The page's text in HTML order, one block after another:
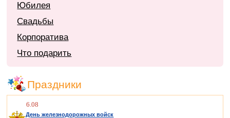
Юбилея
Свадьбы
Корпоратива
Что подарить
Праздники
6.08
День железнодорожных войск